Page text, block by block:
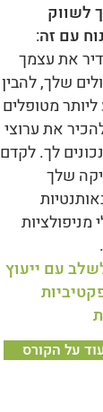
לשווק
עם זה:
את עצמך
שלך, להבין
ליותר מטופלים
את ערוצי
לך. לקדם
שלך
מניפולציות
עם ייעוץ
על הקורס